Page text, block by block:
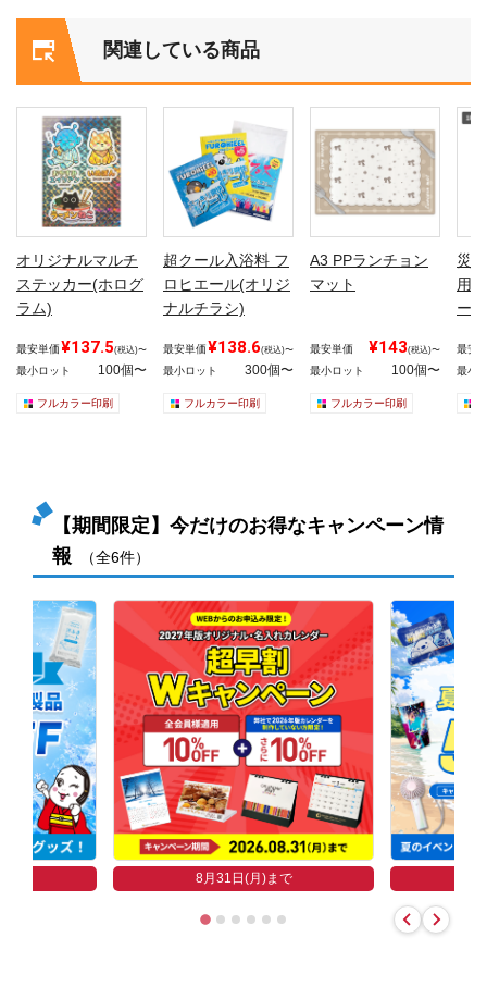
関連している商品
オリジナルマルチ
ステッカー(ホログ
ラム)
最安単価¥137.5(税込)〜
最小ロット 100個〜
フルカラー印刷
超クール入浴料 フ
ロヒエール(オリジ
ナルチラシ)
最安単価¥138.6(税込)〜
最小ロット 300個〜
フルカラー印刷
A3 PPランチョン
マット
最安単価 ¥143(税込)〜
最小ロット 100個〜
フルカラー印刷
災
用
ー
最安
最小
【期間限定】今だけのお得なキャンペーン情
報
（全6件）
8月31日(月)まで